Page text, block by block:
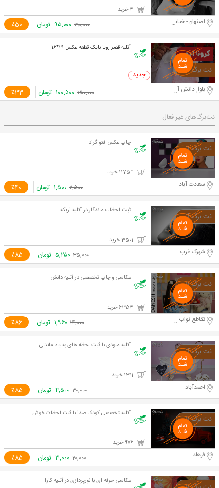
٪50 اصفهان- خیابان پروین ۱۹۰,۰۰۰ ۹۵,۰۰۰ تومان
آتلیه قصر رویا بایک قطعه عکس 21*16
0 خرید
٪33 بلوار دانش آموز ۱۵۰,۰۰۰ ۱۰۰,۵۰۰ تومان
نت‌برگ‌های غیر فعال
چاپ عکس فتو گراد
٪40 سعادت آباد ۲,۵۰۰ ۱,۵۰۰ تومان
ثبت لحظات ماندگار در آتلیه اریکه
٪85 شهرک غرب ۳۵,۰۰۰ ۵,۲۵۰ تومان
عکاسی و چاپ تخصصی در آتلیه دانش
٪86 تقاطع نواب و آزادی ۱۴,۰۰۰ ۱,۹۶۰ تومان
آتلیه ملودی با ثبت لحظه های به یاد ماندنی
٪85 احمدآباد ۳۰,۰۰۰ ۴,۵۰۰ تومان
آتلیه تخصصی کودک صدا با ثبت لحظات خوش
٪85 فرهاد ۲۰,۰۰۰ ۳,۰۰۰ تومان
عکاسی حرفه ای با نورپردازی در آتلیه کارا